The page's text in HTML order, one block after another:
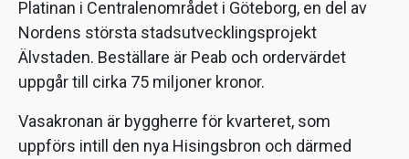
Platinan i Centralenområdet i Göteborg, en del av
Nordens största stadsutvecklingsprojekt
Älvstaden. Beställare är Peab och ordervärdet
uppgår till cirka 75 miljoner kronor.
Vasakronan är byggherre för kvarteret, som
uppförs intill den nya Hisingsbron och därmed